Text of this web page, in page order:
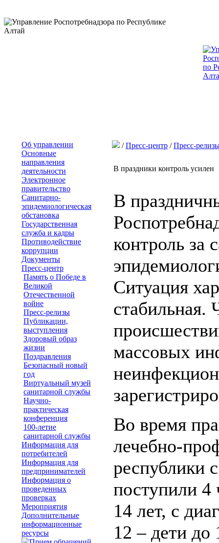
Об управлении
Основные
направления
деятельности
Электронное
правительство
Санитарно-
эпидемиологическая
обстановка
Государственная
служба и кадры
Противодействие
коррупции
Документы
Пресс-центр
Память о Победе в
Великой
Отечественной
войне
Пресс-релизы
Публикации,
выступления
Здоровый образ
жизни
Поздравления
Безопасный новый
год
Виртуальный музей
санитарной службы
Научно-
практическая
конференция
100-летие
санитарной службы
Информация для
потребителей
Информация для
предпринимателей
Информация о
проведенных
проверках
Мероприятия
Дополнительные
информационные
ресурсы
/Пресс-центр /Пресс-
В праздники контроль усилен
В
контроль за
Ситуация
стабильная.
массовых
Во время
лечебно-
республики
поступили 4
14 лет, с
12 – дети до